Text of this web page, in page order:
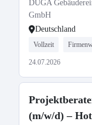
DUGA
GmbH
Deutschland
Vollzeit
24.07.2026
(m/w/d) –